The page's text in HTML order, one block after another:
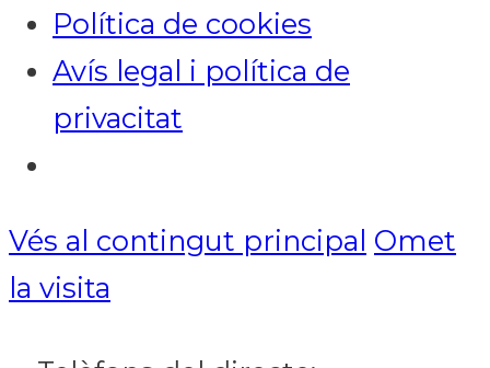
Política de cookies
Avís legal i política de
privacitat
Vés al contingut principal Omet
la visita
Notícies